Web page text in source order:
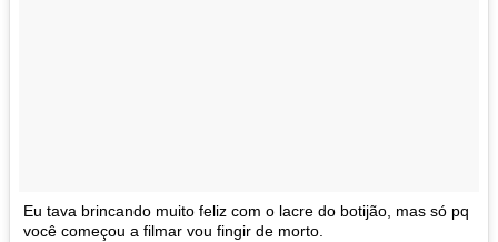
Eu tava brincando muito feliz com o lacre do botijão, mas só pq
você começou a filmar vou fingir de morto.